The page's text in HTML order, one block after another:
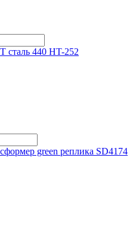
440 HT-252
green реплика SD4174